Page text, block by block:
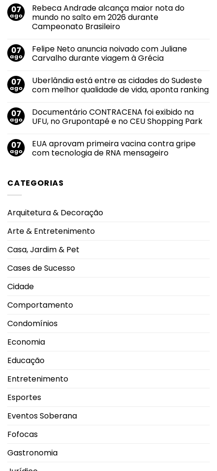
07
ago
Rebeca Andrade alcança maior nota do
mundo no salto em 2026 durante
Campeonato Brasileiro
em
Rebeca
Andrade
nota
do
mundo
em
2026
durante
07
ago
Felipe Neto anuncia noivado com Juliane
Carvalho durante viagem à Grécia
em
Felipe
Neto
com
Juliane
Carvalho
à
Grécia
07
ago
Uberlândia está entre as cidades do Sudeste
com melhor qualidade de vida, aponta ranking
em
Uberlândia
está
cidades
do
Sudeste
de
vida,
07
ago
Documentário CONTRACENA foi exibido na
UFU, no Grupontapé e no CEU Shopping Park
em
Documentário
CONTRACENA
UFU,
no
CEU
07
ago
EUA aprovam primeira vacina contra gripe
com tecnologia de RNA mensageiro
EUA
aprovam
gripe
de
mensageiro
CATEGORIAS
Arquitetura & Decoração
Arte & Entretenimento
Casa, Jardim & Pet
Cases de Sucesso
Cidade
Comportamento
Condomínios
Economia
Educação
Entretenimento
Esportes
Eventos Soberana
Fofocas
Gastronomia